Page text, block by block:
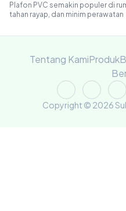
Plafon PVC semakin populer di
tahan rayap, dan minim perawatan
Tentang KamiProduk
Copyright © 2026